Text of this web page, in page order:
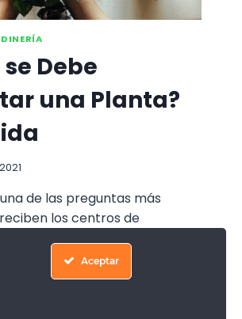
Debe
una Planta?
de las preguntas más
los centros de
Aceptar